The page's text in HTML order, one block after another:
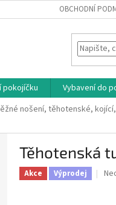
OBCHODNÍ
pokojíčku Vybavení do
nošení, těhotenské, kojící,
Těhotenská
Akce Výprodej